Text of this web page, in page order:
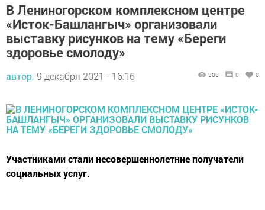
В Лениногорском комплексном центре
«Исток-Башлангыч» организовали
выставку рисунков на тему «Береги
здоровье смолоду»
автор, 9 декабря 2021 - 16:16 303 0 0
Участниками стали несовершеннолетние получатели
социальных услуг.